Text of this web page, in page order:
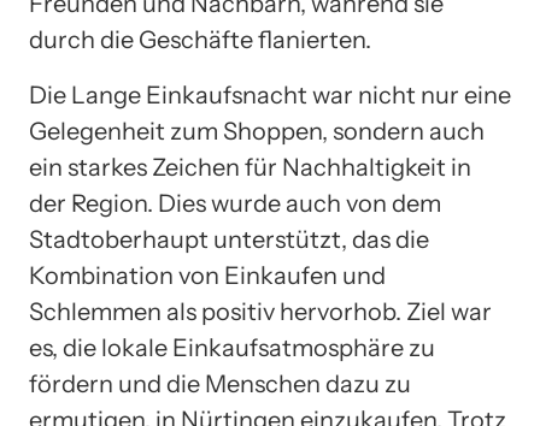
durch die Geschäfte flanierten.
Die Lange Einkaufsnacht war nicht nur eine
Gelegenheit zum Shoppen, sondern auch
ein starkes Zeichen für Nachhaltigkeit in
der Region. Dies wurde auch von dem
Stadtoberhaupt unterstützt, das die
Kombination von Einkaufen und
Schlemmen als positiv hervorhob. Ziel war
es, die lokale Einkaufsatmosphäre zu
fördern und die Menschen dazu zu
ermutigen, in Nürtingen einzukaufen. Trotz